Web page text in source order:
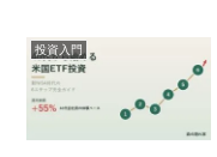
投資入門